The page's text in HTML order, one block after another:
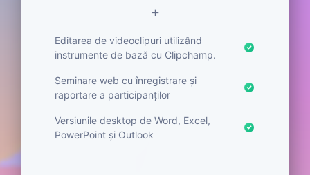
+
Editarea de videoclipuri utilizând
instrumente de bază cu Clipchamp.
Seminare web cu înregistrare și
raportare a participanților
Versiunile desktop de Word, Excel,
PowerPoint și Outlook